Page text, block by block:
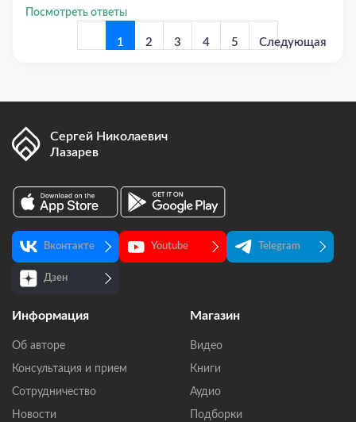
Посмотреть ответы
страница
1 2 3 4 5 Следующая
Сергей Николаевич
Лазарев
Вконтакте Youtube Telegram
Дзен
Информация
Об авторе
Консультация и прием
Сотрудничество
Новости
Магазин
Видео
Книги
Аудио
Подборки